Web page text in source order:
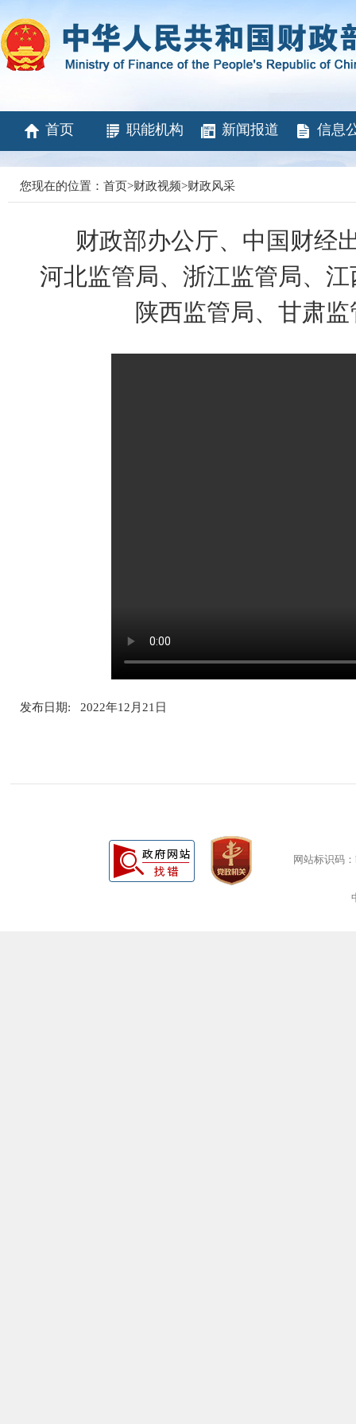
首页 职能机构 新闻报道 信息
您现在的位置： 首页>财政视频>财政风采
财政部办公厅、中国财经
河北监管局、浙江监管局、
陕西监管局、甘肃监
发布日期: 2022年12月21日
网站标识码